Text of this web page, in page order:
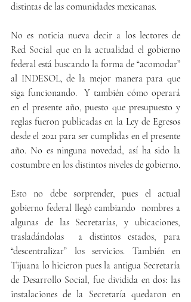
distintas de las comunidades mexicanas.
No es noticia nueva decir a los lectores de
Red Social que en la actualidad el gobierno
federal está buscando la forma de “acomodar”
al INDESOL, de la mejor manera para que
siga funcionando.  Y también cómo operará
en el presente año, puesto que presupuesto y
reglas fueron publicadas en la Ley de Egresos
desde el 2021 para ser cumplidas en el presente
año. No es ninguna novedad, así ha sido la
costumbre en los distintos niveles de gobierno.
Esto no debe sorprender, pues el actual
gobierno federal llegó cambiando  nombres a
algunas de las Secretarías, y ubicaciones,
trasladándolas  a distintos estados, para
“descentralizar” los servicios. También en
Tijuana lo hicieron pues la antigua Secretaría
de Desarrollo Social, fue dividida en dos: las
instalaciones de la Secretaría quedaron en